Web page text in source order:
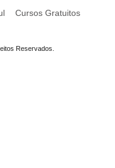
Cursos Gratuitos
Reservados.